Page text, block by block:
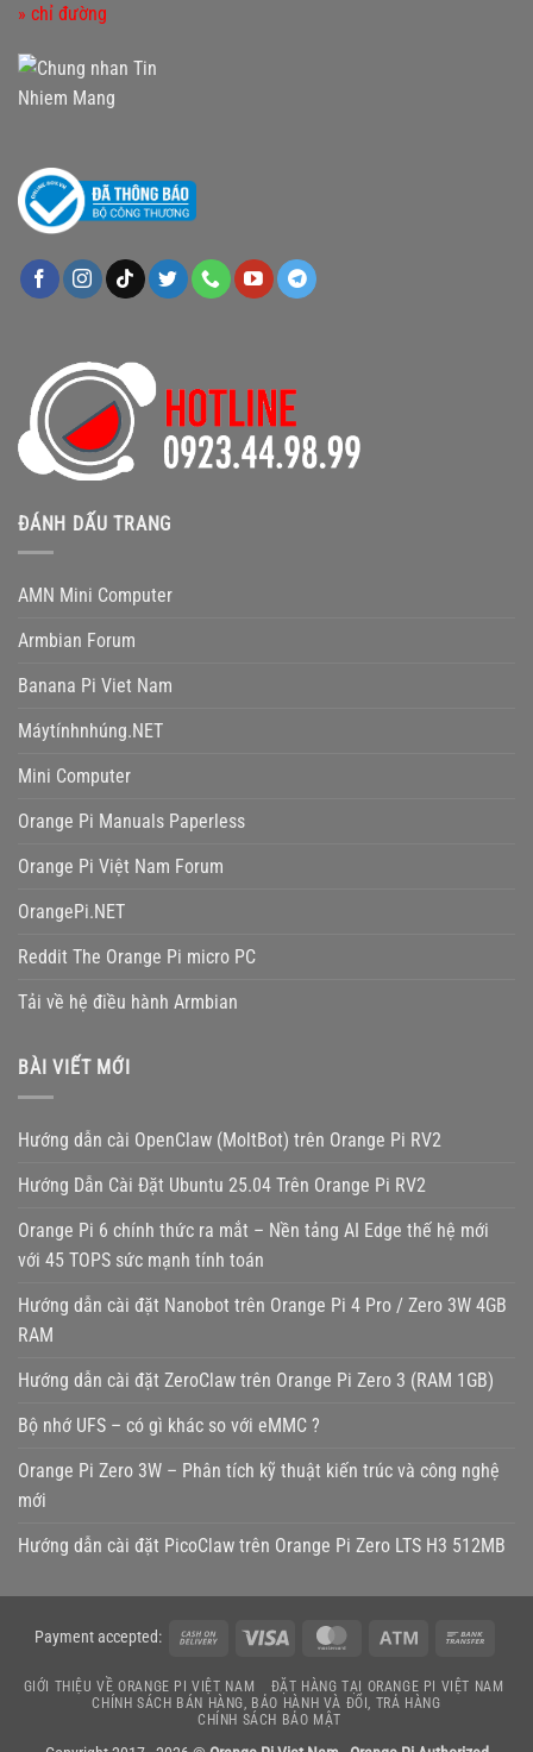
» chỉ đường
ĐÁNH DẤU TRANG
AMN Mini Computer
Armbian Forum
Banana Pi Viet Nam
Máytínhnhúng.NET
Mini Computer
Orange Pi Manuals Paperless
Orange Pi Việt Nam Forum
OrangePi.NET
Reddit The Orange Pi micro PC
Tải về hệ điều hành Armbian
BÀI VIẾT MỚI
Hướng dẫn cài OpenClaw (MoltBot) trên Orange Pi RV2
Hướng Dẫn Cài Đặt Ubuntu 25.04 Trên Orange Pi RV2
Orange Pi 6 chính thức ra mắt – Nền tảng AI Edge thế hệ mới
với 45 TOPS sức mạnh tính toán
Hướng dẫn cài đặt Nanobot trên Orange Pi 4 Pro / Zero 3W 4GB
RAM
Hướng dẫn cài đặt ZeroClaw trên Orange Pi Zero 3 (RAM 1GB)
Bộ nhớ UFS – có gì khác so với eMMC ?
Orange Pi Zero 3W – Phân tích kỹ thuật kiến trúc và công nghệ
mới
Hướng dẫn cài đặt PicoClaw trên Orange Pi Zero LTS H3 512MB
Payment accepted:
Cash
Delivery
MasterCard Atm
GIỚI THIỆU VỀ ORANGE PI VIỆT NAM
ĐẶT HÀNG TẠI ORANGE PI VIỆT NAM
CHÍNH SÁCH BÁN HÀNG, BẢO HÀNH VÀ ĐỔI, TRẢ HÀNG
CHÍNH SÁCH BẢO MẬT